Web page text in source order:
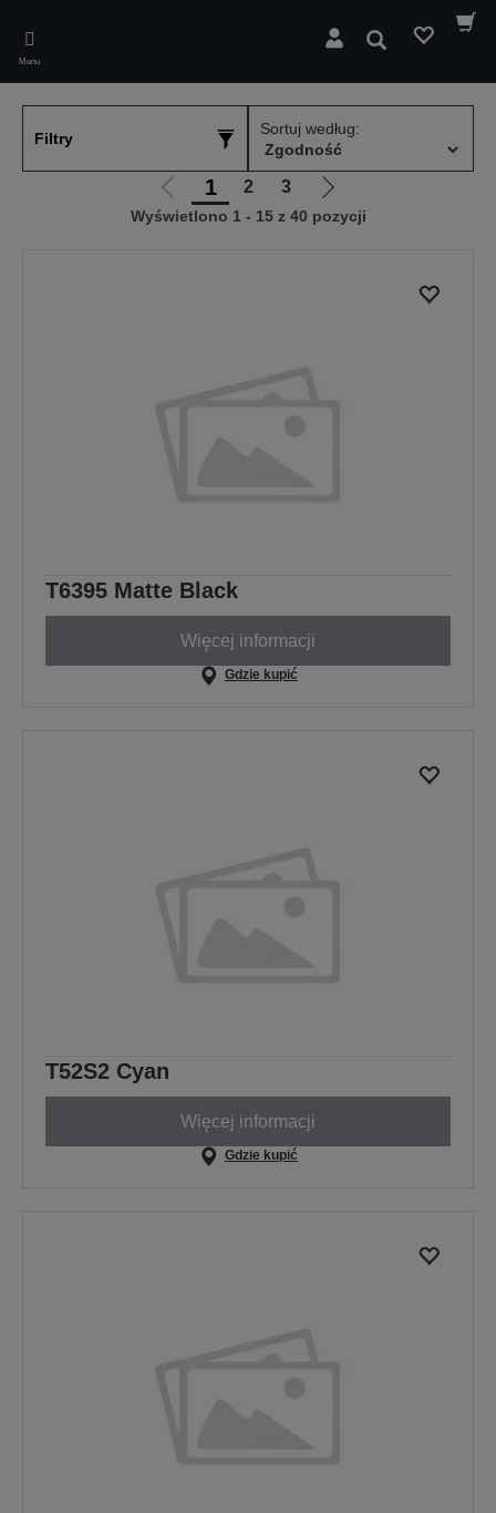
main
content
Menu
Wyszukaj
Filtry
Sortuj według:
Przejdź
do
1 2 3
Przejdź
do
Wyświetlono 1 - 15 z 40 pozycji
T6395 Matte Black
Więcej informacji
Gdzie kupić
T52S2 Cyan
Więcej informacji
Gdzie kupić